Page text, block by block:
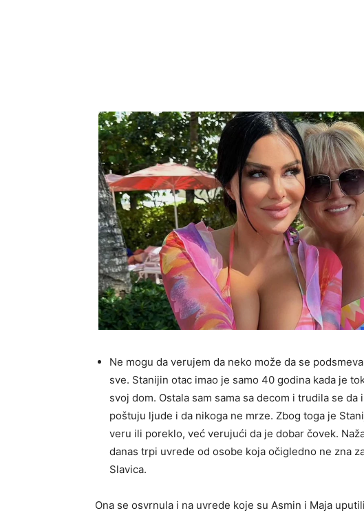
Ne mogu da verujem da neko može da se
sve. Stanijin otac imao je samo 40 godina kada je
svoj dom. Ostala sam sama sa decom i trudila se
poštuju ljude i da nikoga ne mrze. Zbog toga je
veru ili poreklo, već verujući da je dobar čovek.
danas trpi uvrede od osobe koja očigledno ne zna
Slavica.
Ona se osvrnula i na uvrede koje su Asmin i Maja